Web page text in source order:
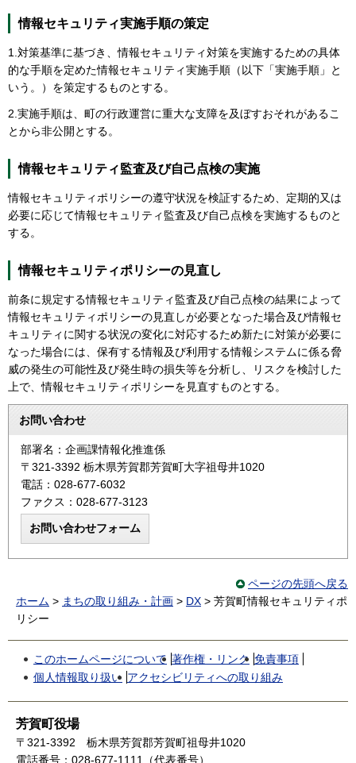
情報セキュリティ実施手順の策定
1.対策基準に基づき、情報セキュリティ対策を実施するための具体
的な手順を定めた情報セキュリティ実施手順（以下「実施手順」と
いう。）を策定するものとする。
2.実施手順は、町の行政運営に重大な支障を及ぼすおそれがあるこ
とから非公開とする。
情報セキュリティ監査及び自己点検の実施
情報セキュリティポリシーの遵守状況を検証するため、定期的又は
必要に応じて情報セキュリティ監査及び自己点検を実施するものと
する。
情報セキュリティポリシーの見直し
前条に規定する情報セキュリティ監査及び自己点検の結果によって
情報セキュリティポリシーの見直しが必要となった場合及び情報セ
キュリティに関する状況の変化に対応するため新たに対策が必要に
なった場合には、保有する情報及び利用する情報システムに係る脅
威の発生の可能性及び発生時の損失等を分析し、リスクを検討した
上で、情報セキュリティポリシーを見直すものとする。
お問い合わせ
部署名：企画課情報化推進係
〒321-3392 栃木県芳賀郡芳賀町大字祖母井1020
電話：028-677-6032
ファクス：028-677-3123
ページの先頭へ戻る
ホーム > まちの取り組み・計画 > DX > 芳賀町情報セキュリティポ
リシー
このホームページについて 著作権・リンク 免責事項
個人情報取り扱い アクセシビリティへの取り組み
芳賀町役場
〒321-3392
栃木県芳賀郡芳賀町祖母井1020
電話番号：028-677-1111（代表番号）